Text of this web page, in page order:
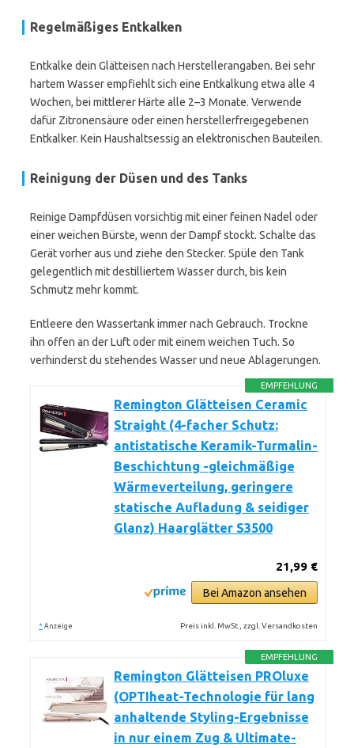
Regelmäßiges Entkalken
Entkalke dein Glätteisen nach Herstellerangaben. Bei sehr
hartem Wasser empfiehlt sich eine Entkalkung etwa alle 4
Wochen, bei mittlerer Härte alle 2–3 Monate. Verwende
dafür Zitronensäure oder einen herstellerfreigegebenen
Entkalker. Kein Haushaltsessig an elektronischen Bauteilen.
Reinigung der Düsen und des Tanks
Reinige Dampfdüsen vorsichtig mit einer feinen Nadel oder
einer weichen Bürste, wenn der Dampf stockt. Schalte das
Gerät vorher aus und ziehe den Stecker. Spüle den Tank
gelegentlich mit destilliertem Wasser durch, bis kein
Schmutz mehr kommt.
Entleere den Wassertank immer nach Gebrauch. Trockne
ihn offen an der Luft oder mit einem weichen Tuch. So
verhinderst du stehendes Wasser und neue Ablagerungen.
EMPFEHLUNG
Remington Glätteisen Ceramic
Straight (4-facher Schutz:
antistatische Keramik-Turmalin-
Beschichtung -gleichmäßige
Wärmeverteilung, geringere
statische Aufladung & seidiger
Glanz) Haarglätter S3500
21,99 €
Bei Amazon ansehen
* Anzeige Preis inkl. MwSt., zzgl. Versandkosten
EMPFEHLUNG
Remington Glätteisen PROluxe
(OPTIheat-Technologie für lang
anhaltende Styling-Ergebnisse
in nur einem Zug & Ultimate-